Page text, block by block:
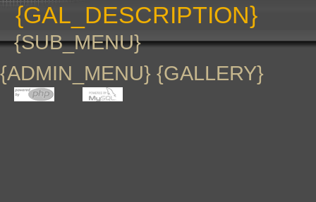
{GAL_DESCRIPTION}
{SUB_MENU}
{ADMIN_MENU} {GALLERY}